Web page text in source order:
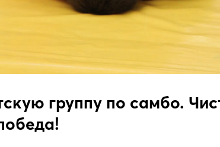
группу по самбо.